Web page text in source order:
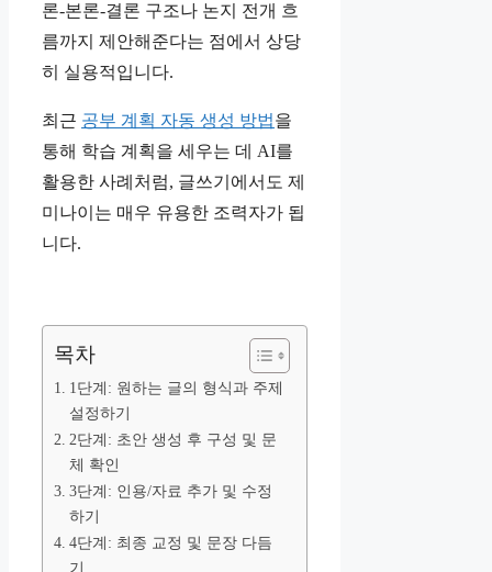
론-본론-결론 구조나 논지 전개 흐
름까지 제안해준다는 점에서 상당
히 실용적입니다.
최근 공부 계획 자동 생성 방법을
통해 학습 계획을 세우는 데 AI를
활용한 사례처럼, 글쓰기에서도 제
미나이는 매우 유용한 조력자가 됩
니다.
목차
1단계: 원하는 글의 형식과 주제
설정하기
2단계: 초안 생성 후 구성 및 문
체 확인
3단계: 인용/자료 추가 및 수정
하기
4단계: 최종 교정 및 문장 다듬
기